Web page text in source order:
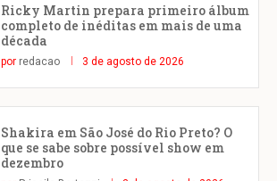
Ricky Martin prepara primeiro álbum
completo de inéditas em mais de uma
década
por redacao 3 de agosto de 2026
Shakira em São José do Rio Preto? O
que se sabe sobre possível show em
dezembro